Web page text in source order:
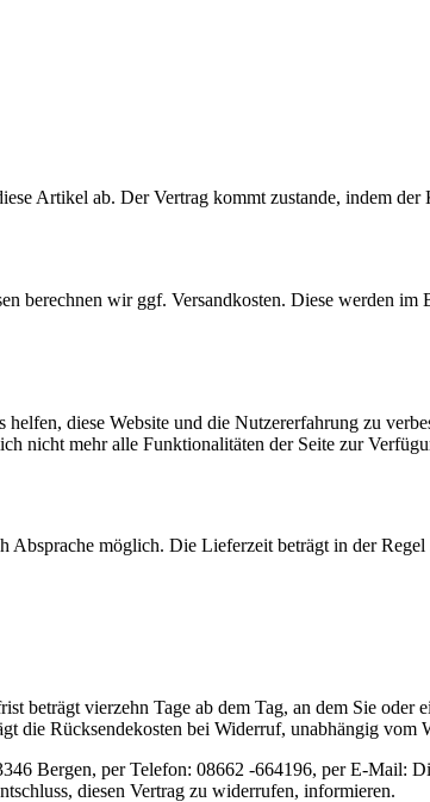
Artikel ab. Der Vertrag kommt zustande, indem
berechnen wir ggf. Versandkosten. Diese werden im
möglich. Die Lieferzeit beträgt in der Regel
beträgt vierzehn Tage ab dem Tag, an dem Sie oder
die Rücksendekosten bei Widerruf, unabhängig vom
Bergen, per Telefon: 08662 -664196, per E-Mail:
diesen Vertrag zu widerrufen, informieren.
diese Website und die Nutzererfahrung zu
nicht mehr alle Funktionalitäten der Seite zur